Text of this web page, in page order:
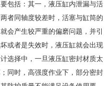
包括：其一，液压缸内泄漏与活
者同轴度较差时，活塞与缸筒的
会产生较严重的偏磨问题，并引
或者是失效时，液压缸就会出现
选择中，一旦液压缸密封材质太
同时，高强度作业下，部分密封